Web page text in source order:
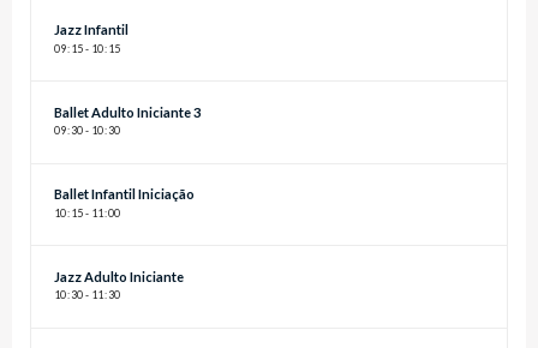
Jazz Infantil
09:15 - 10:15
Ballet Adulto Iniciante 3
09:30 - 10:30
Ballet Infantil Iniciação
10:15 - 11:00
Jazz Adulto Iniciante
10:30 - 11:30